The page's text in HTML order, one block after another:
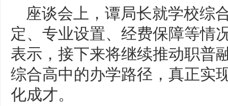
座谈会上，谭局长就学校综
定、专业设置、经费保障等情
表示，接下来将继续推动职普
综合高中的办学路径，真正实
化成才。